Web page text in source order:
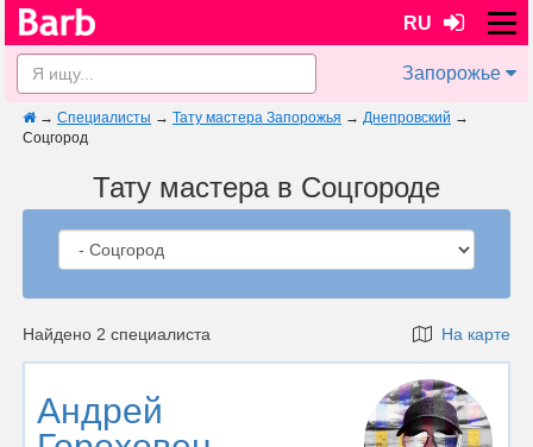
RU
Запорожье
→ Специалисты → Тату мастера Запорожья → Днепровский →
Соцгород
Тату мастера в Соцгороде
Найдено 2 специалиста На карте
Андрей